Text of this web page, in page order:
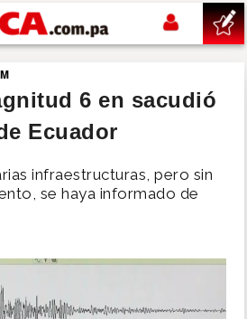
6 en sacudió
Ecuador
infraestructuras, pero sin
se haya informado de